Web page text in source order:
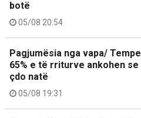
botë
05/08 20:54
Pagjumësia nga vapa/
65% e të rriturve ankohen
çdo natë
05/08 19:31